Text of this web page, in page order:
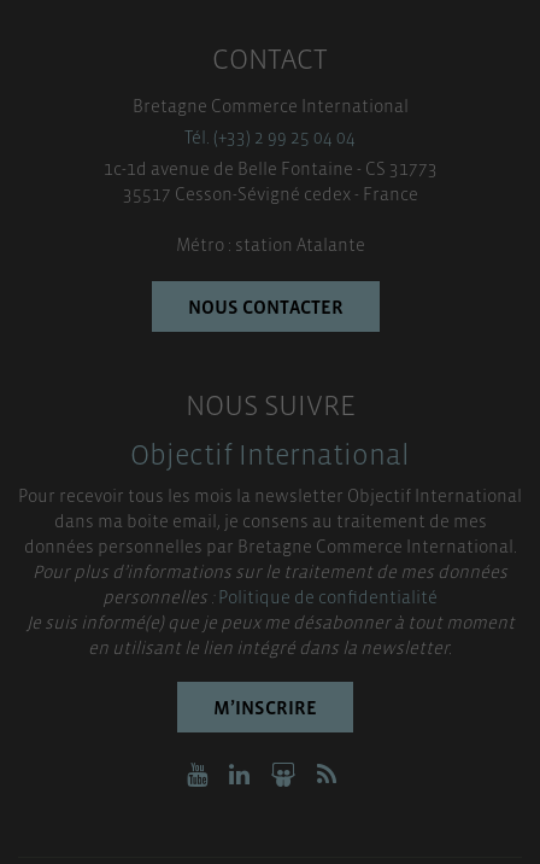
CONTACT
Bretagne Commerce International
Tél. (+33) 2 99 25 04 04
1c-1d avenue de Belle Fontaine - CS 31773
35517 Cesson-Sévigné cedex - France
Métro : station Atalante
NOUS CONTACTER
NOUS SUIVRE
Objectif International
Pour recevoir tous les mois la newsletter Objectif International
dans ma boite email, je consens au traitement de mes
données personnelles par Bretagne Commerce International.
Pour plus d’informations sur le traitement de mes données
personnelles :Politique de confidentialité
Je suis informé(e) que je peux me désabonner à tout moment
en utilisant le lien intégré dans la newsletter.
M’INSCRIRE